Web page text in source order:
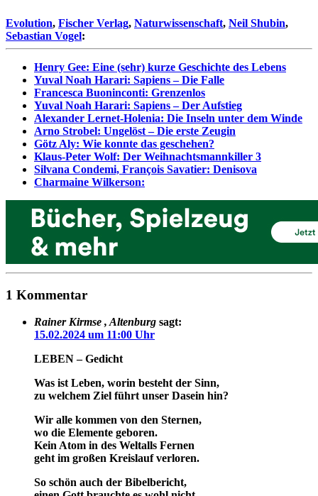
Evolution, Fischer Verlag, Naturwissenschaft, Neil Shubin,
Sebastian Vogel:
Henry Gee: Eine (sehr) kurze Geschichte des Lebens
Yuval Noah Harari: Sapiens – Die Falle
Francesca Buoninconti: Grenzenlos
Yuval Noah Harari: Sapiens – Der Aufstieg
Alexander Lernet-Holenia: Die Inseln unter dem Winde
Arno Strobel: Ungelöst – Die erste Zeugin
Götz Aly: Wie konnte das geschehen?
Klaus-Peter Wolf: Der Weihnachtsmannkiller 3
Silvana Condemi, François Savatier: Denisova
Charmaine Wilkerson:
1 Kommentar
Rainer Kirmse , Altenburg sagt:
15.02.2024 um 11:00 Uhr
LEBEN – Gedicht
Was ist Leben, worin besteht der Sinn,
zu welchem Ziel führt unser Dasein hin?
Wir alle kommen von den Sternen,
wo die Elemente geboren.
Kein Atom in des Weltalls Fernen
geht im großen Kreislauf verloren.
So schön auch der Bibelbericht,